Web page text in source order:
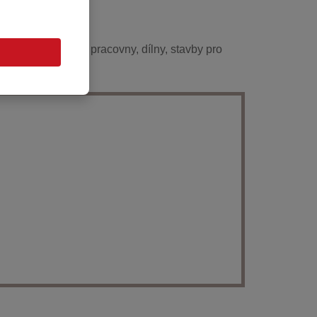
stání pro auta, pracovny, dílny, stavby pro